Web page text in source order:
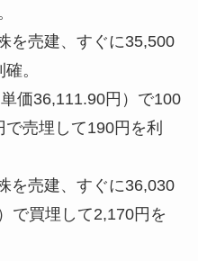
を売建、すぐに35,500
。
価36,111.90円）で100
売埋して190円を利
を売建、すぐに36,030
で買埋して2,170円を